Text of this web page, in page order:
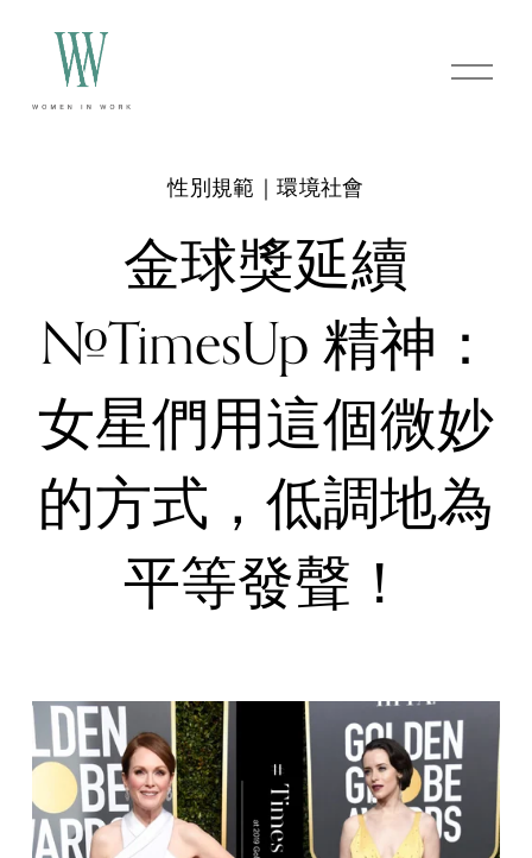
O
p
金球獎延續
#TimesUp 精神：
女星們用這個微妙
的方式，低調地為
平等發聲！
性別規範｜環境社會